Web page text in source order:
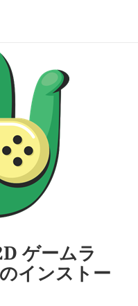
ゲームラ
インストー